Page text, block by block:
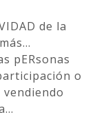
de la
pERsonas
o